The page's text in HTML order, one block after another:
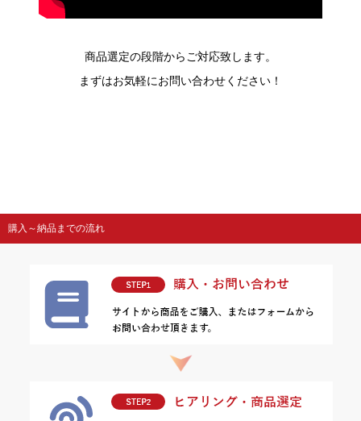
商品選定の段階からご対応致します。
まずはお気軽にお問い合わせください！
購入～納品までの流れ